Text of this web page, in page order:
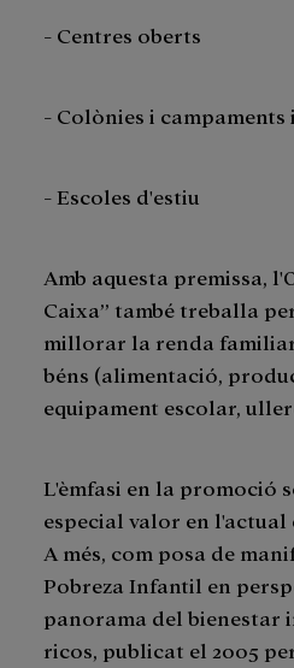
- Centres oberts
- Colònies i
- Escoles d'estiu
Amb aquesta premissa,
Caixa” també treballa
millorar la renda
béns (alimentació,
equipament escolar,
L'èmfasi en la promoció
especial valor en
A més, com posa de
Pobreza Infantil en
panorama del bienestar
ricos, publicat el 2005